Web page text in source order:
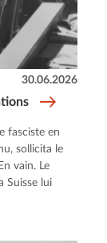
30.06.2026
fasciste en
sollicita le
vain. Le
Suisse lui